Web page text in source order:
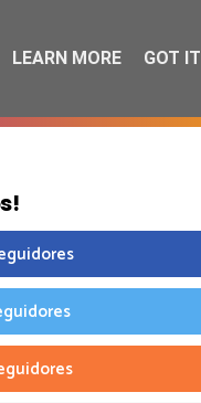
LEARN MORE GOT IT